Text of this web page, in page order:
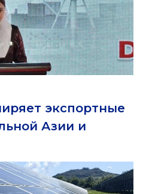
экспортные
Азии и